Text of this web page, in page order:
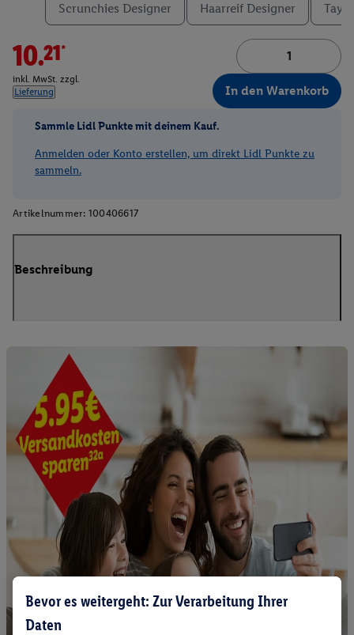
Scrunchies Designer Haarreif Designer
10.21*
inkl. MwSt. zzgl.
Lieferung
In den Warenkorb
Sammle Lidl Punkte mit deinem Kauf.
Anmelden oder Konto erstellen, um direkt Lidl Punkte zu
sammeln.
Artikelnummer: 100406617
Beschreibung
Bevor es weitergeht: Zur Verarbeitung Ihrer
Daten